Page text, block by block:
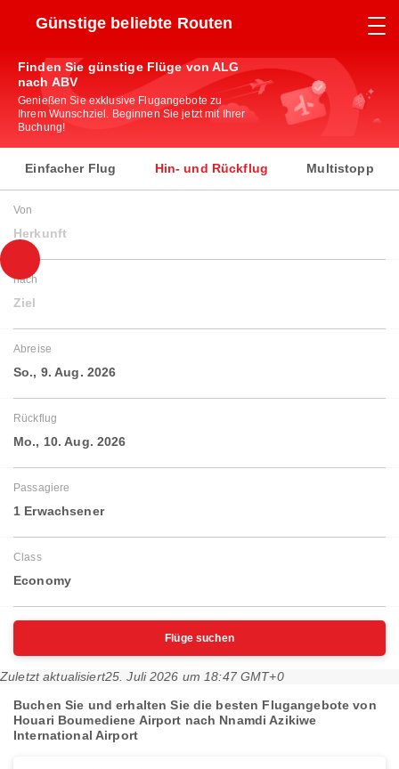
Günstige beliebte Routen
Finden Sie günstige Flüge von ALG
nach ABV
Genießen Sie exklusive Flugangebote zu
Ihrem Wunschziel. Beginnen Sie jetzt mit Ihrer
Buchung!
Einfacher Flug Hin- und Rückflug Multistopp
Von
Herkunft
nach
Ziel
Abreise
So., 9. Aug. 2026
Rückflug
Mo., 10. Aug. 2026
Passagiere
1 Erwachsener
Class
Economy
Flüge suchen
Zuletzt aktualisiert25. Juli 2026 um 18:47 GMT+0
Buchen Sie und erhalten Sie die besten Flugangebote von
Houari Boumediene Airport nach Nnamdi Azikiwe
International Airport